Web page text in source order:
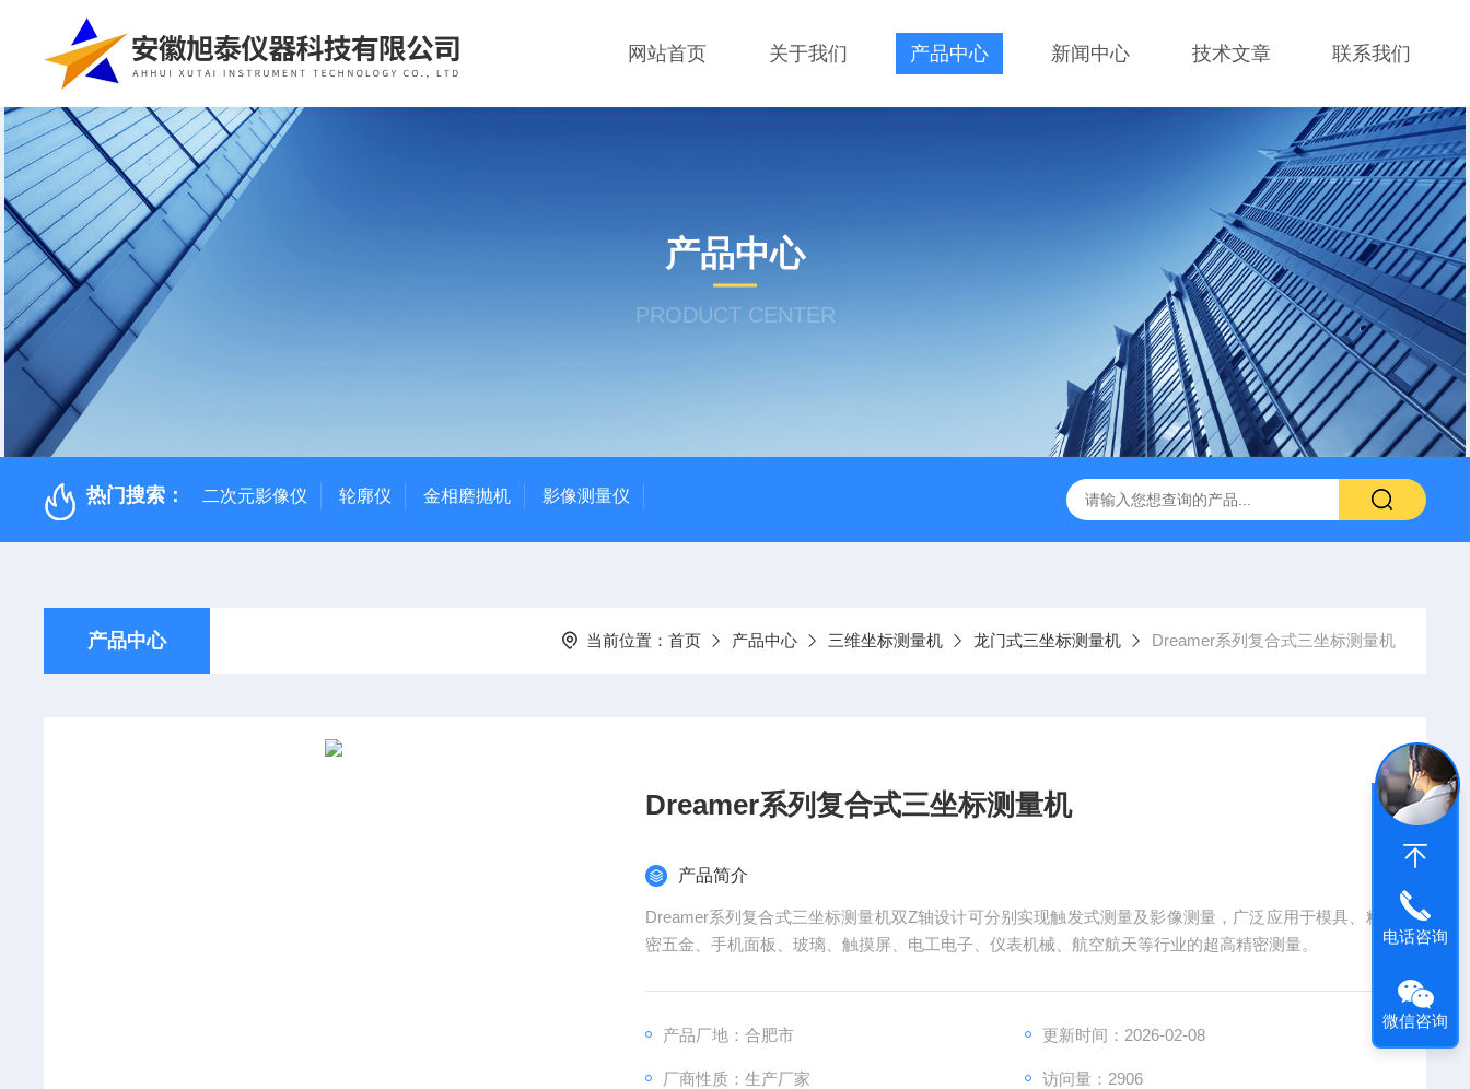
网站首页 关于我们 产品中心 新闻中心 技术文章 联系我们
产品中心
PRODUCT CENTER
热门搜索： 二次元影像仪 轮廓仪 金相磨抛机 影像测量仪
产品中心 当前位置： 首页 产品中心 三维坐标测量机 龙门式三坐标测量机 Dreamer系列复合式三坐标测量机
Dreamer系列复合式三坐标测量机
产品简介
Dreamer系列复合式三坐标测量机双Z轴设计可分别实现触发式测量及影像测量，广泛应用于模具、精
密五金、手机面板、玻璃、触摸屏、电工电子、仪表机械、航空航天等行业的超高精密测量。
产品厂地：合肥市 更新时间：2026-02-08
厂商性质：生产厂家 访问量：2906
电话咨询
微信咨询